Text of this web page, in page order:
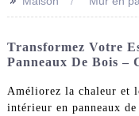
Transformez Votre
Panneaux De Bois –
Améliorez la chaleur et
intérieur en panneaux